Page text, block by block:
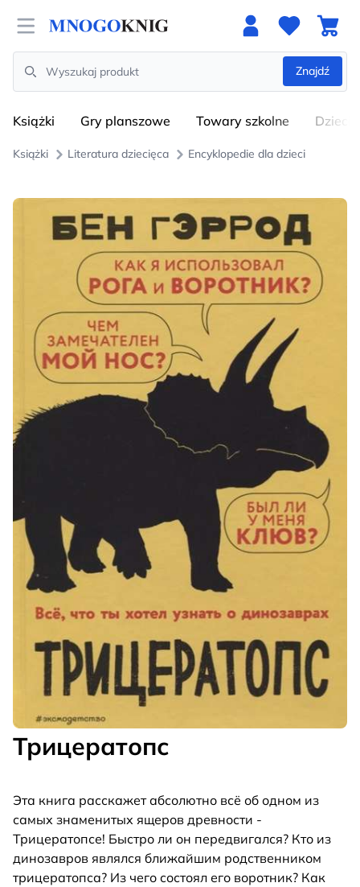
Open menu
Search
Znajdź
Książki Gry planszowe Towary szkolne
Książki Literatura dziecięca Encyklopedie dla dzieci
Трицератопс
Эта книга расскажет абсолютно всё об одном из
самых знаменитых ящеров древности -
Трицератопсе! Быстро ли он передвигался? Кто из
динозавров являлся ближайшим родственником
трицератопса? Из чего состоял его воротник? Как